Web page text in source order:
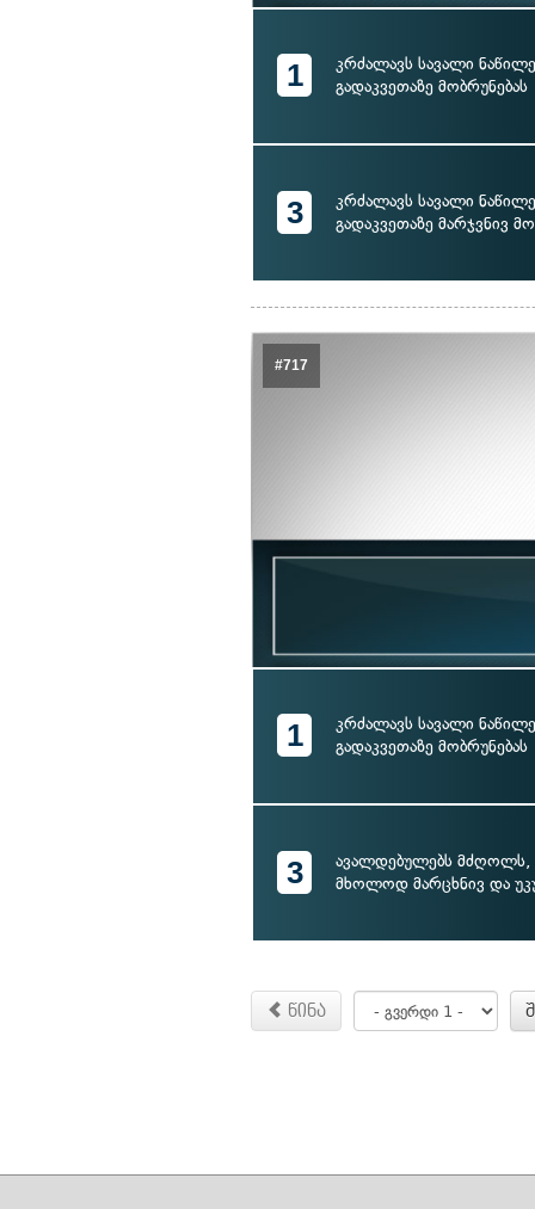
1
კრძალავს სავალი
გადაკვეთაზე მობრუნებას
3
კრძალავს სავალი
გადაკვეთაზე მარჯვნივ
#717
1
კრძალავს სავალი
გადაკვეთაზე მობრუნებას
3
ავალდებულებს მძღოლს,
მხოლოდ მარცხნივ და
წინა